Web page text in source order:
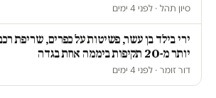
סיון תהל · לפני 4 ימים
ירי בילד בן עשר, פשיטות על כפרים, שריפת
יותר מ-20 תקיפות ביממה אחת בגדה
דור זומר · לפני 4 ימים